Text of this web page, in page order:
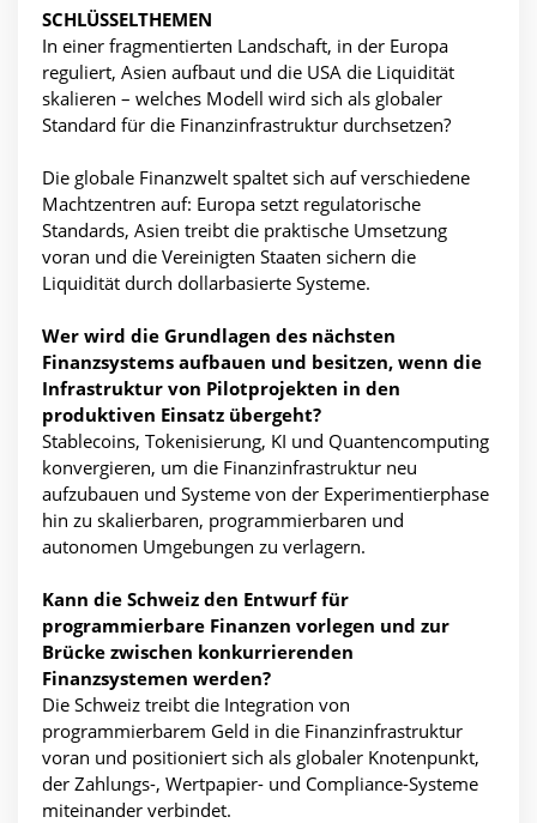
SCHLÜSSELTHEMEN
In einer fragmentierten Landschaft, in der Europa
reguliert, Asien aufbaut und die USA die Liquidität
skalieren – welches Modell wird sich als globaler
Standard für die Finanzinfrastruktur durchsetzen?
Die globale Finanzwelt spaltet sich auf verschiedene
Machtzentren auf: Europa setzt regulatorische
Standards, Asien treibt die praktische Umsetzung
voran und die Vereinigten Staaten sichern die
Liquidität durch dollarbasierte Systeme.
Wer wird die Grundlagen des nächsten
Finanzsystems aufbauen und besitzen, wenn die
Infrastruktur von Pilotprojekten in den
produktiven Einsatz übergeht?
Stablecoins, Tokenisierung, KI und Quantencomputing
konvergieren, um die Finanzinfrastruktur neu
aufzubauen und Systeme von der Experimentierphase
hin zu skalierbaren, programmierbaren und
autonomen Umgebungen zu verlagern.
Kann die Schweiz den Entwurf für
programmierbare Finanzen vorlegen und zur
Brücke zwischen konkurrierenden
Finanzsystemen werden?
Die Schweiz treibt die Integration von
programmierbarem Geld in die Finanzinfrastruktur
voran und positioniert sich als globaler Knotenpunkt,
der Zahlungs-, Wertpapier- und Compliance-Systeme
miteinander verbindet.